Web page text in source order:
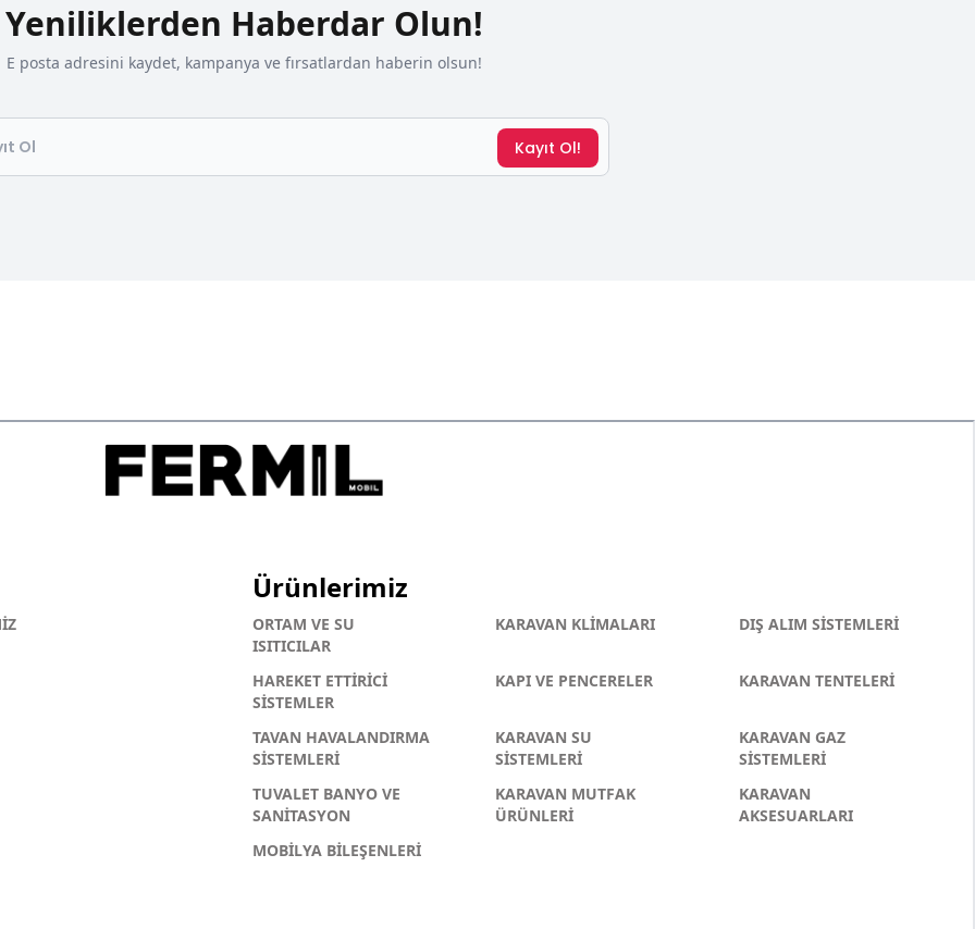
Yeniliklerden Haberdar Olun!
E posta adresini kaydet, kampanya ve fırsatlardan haberin olsun!
Kayıt Ol!
Ürünlerimiz
ORTAM VE SU
ISITICILAR
KARAVAN KLİMALARI DIŞ ALIM SİSTEMLERİ
HAREKET ETTİRİCİ
SİSTEMLER
KAPI VE PENCERELER KARAVAN TENTELERİ
TAVAN HAVALANDIRMA
SİSTEMLERİ
KARAVAN SU
SİSTEMLERİ
KARAVAN GAZ
SİSTEMLERİ
TUVALET BANYO VE
SANİTASYON
KARAVAN MUTFAK
ÜRÜNLERİ
KARAVAN
AKSESUARLARI
MOBİLYA BİLEŞENLERİ